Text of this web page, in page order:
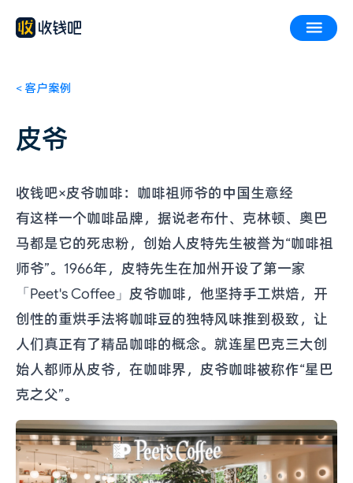
< 客户案例
皮爷
收钱吧×皮爷咖啡：咖啡祖师爷的中国生意经
有这样一个咖啡品牌，据说老布什、克林顿、奥巴
马都是它的死忠粉，创始人皮特先生被誉为“咖啡祖
师爷”。1966年，皮特先生在加州开设了第一家
「Peet's Coffee」皮爷咖啡，他坚持手工烘焙，开
创性的重烘手法将咖啡豆的独特风味推到极致，让
人们真正有了精品咖啡的概念。就连星巴克三大创
始人都师从皮爷，在咖啡界，皮爷咖啡被称作“星巴
克之父”。